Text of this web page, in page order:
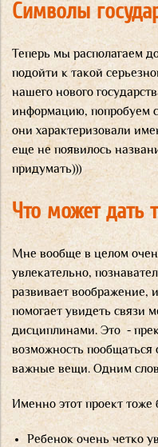
Символы
Теперь мы располагаем
подойти к такой
нашего нового
информацию, попробуем
они характеризовали
еще не появилось
придумать)))
Что может дать
Мне вообще в целом
увлекательно,
развивает воображение,
помогает увидеть
дисциплинами. Это -
возможность пообщаться
важные вещи. Одним
Именно этот проект тоже
Ребенок очень четко